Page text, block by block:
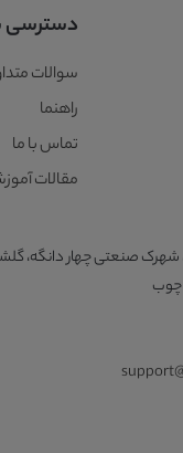
دسترسی
سوالات
راهنما
تماس با ما
مقالات
چوب